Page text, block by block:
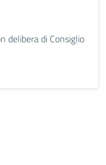
delibera di Consiglio